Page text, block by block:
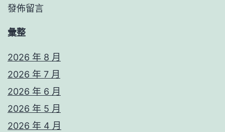
發佈留言
彙整
2026 年 8 月
2026 年 7 月
2026 年 6 月
2026 年 5 月
2026 年 4 月